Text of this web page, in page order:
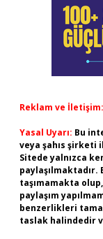
Reklam ve İletişim:
Yasal Uyarı: Bu
veya şahıs şirketi
Sitede yalnızca
taşımamakta
paylaşım
benzerlikleri
taslak halindedir